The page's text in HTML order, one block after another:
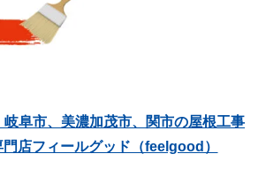
阜市、美濃加茂市、関市の屋根工事
門店フィールグッド（feelgood）